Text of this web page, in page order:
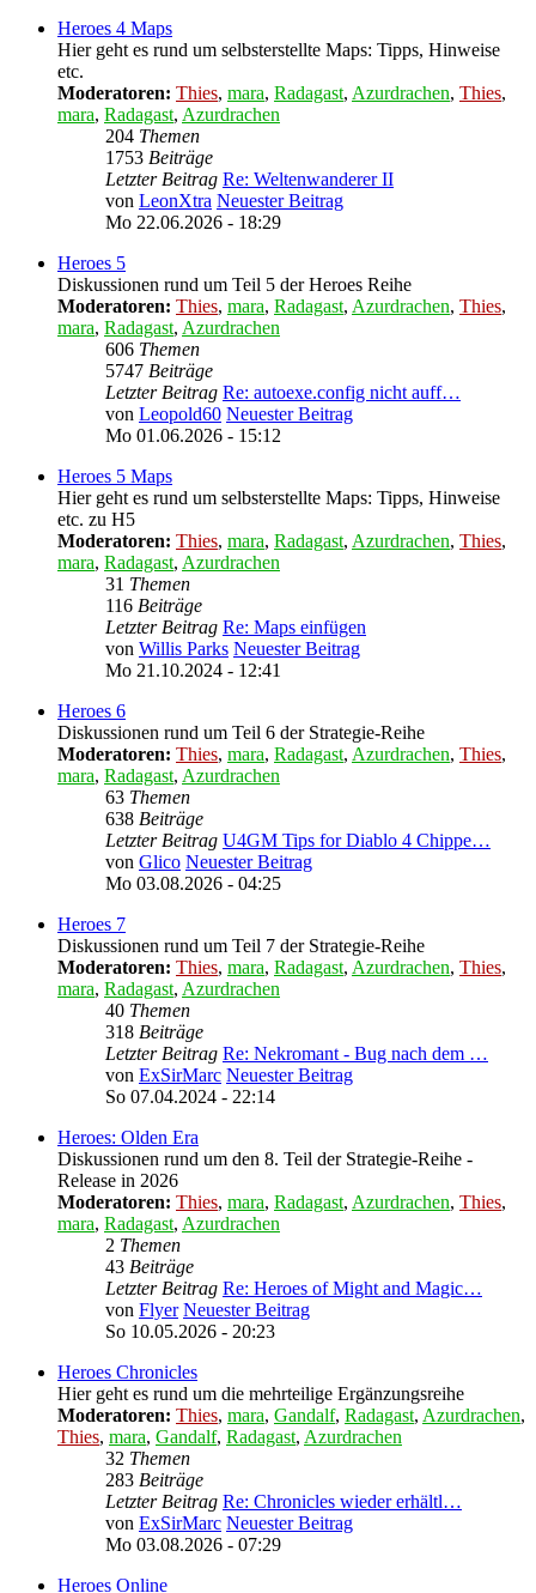
Heroes 4 Maps
Hier geht es rund um selbsterstellte Maps: Tipps, Hinweise
etc.
Moderatoren: Thies, mara, Radagast, Azurdrachen, Thies,
mara, Radagast, Azurdrachen
204 Themen
1753 Beiträge
Letzter Beitrag Re: Weltenwanderer II
von LeonXtra Neuester Beitrag
Mo 22.06.2026 - 18:29
Heroes 5
Diskussionen rund um Teil 5 der Heroes Reihe
Moderatoren: Thies, mara, Radagast, Azurdrachen, Thies,
mara, Radagast, Azurdrachen
606 Themen
5747 Beiträge
Letzter Beitrag Re: autoexe.config nicht auff…
von Leopold60 Neuester Beitrag
Mo 01.06.2026 - 15:12
Heroes 5 Maps
Hier geht es rund um selbsterstellte Maps: Tipps, Hinweise
etc. zu H5
Moderatoren: Thies, mara, Radagast, Azurdrachen, Thies,
mara, Radagast, Azurdrachen
31 Themen
116 Beiträge
Letzter Beitrag Re: Maps einfügen
von Willis Parks Neuester Beitrag
Mo 21.10.2024 - 12:41
Heroes 6
Diskussionen rund um Teil 6 der Strategie-Reihe
Moderatoren: Thies, mara, Radagast, Azurdrachen, Thies,
mara, Radagast, Azurdrachen
63 Themen
638 Beiträge
Letzter Beitrag U4GM Tips for Diablo 4 Chippe…
von Glico Neuester Beitrag
Mo 03.08.2026 - 04:25
Heroes 7
Diskussionen rund um Teil 7 der Strategie-Reihe
Moderatoren: Thies, mara, Radagast, Azurdrachen, Thies,
mara, Radagast, Azurdrachen
40 Themen
318 Beiträge
Letzter Beitrag Re: Nekromant - Bug nach dem …
von ExSirMarc Neuester Beitrag
So 07.04.2024 - 22:14
Heroes: Olden Era
Diskussionen rund um den 8. Teil der Strategie-Reihe -
Release in 2026
Moderatoren: Thies, mara, Radagast, Azurdrachen, Thies,
mara, Radagast, Azurdrachen
2 Themen
43 Beiträge
Letzter Beitrag Re: Heroes of Might and Magic…
von Flyer Neuester Beitrag
So 10.05.2026 - 20:23
Heroes Chronicles
Hier geht es rund um die mehrteilige Ergänzungsreihe
Moderatoren: Thies, mara, Gandalf, Radagast, Azurdrachen,
Thies, mara, Gandalf, Radagast, Azurdrachen
32 Themen
283 Beiträge
Letzter Beitrag Re: Chronicles wieder erhältl…
von ExSirMarc Neuester Beitrag
Mo 03.08.2026 - 07:29
Heroes Online